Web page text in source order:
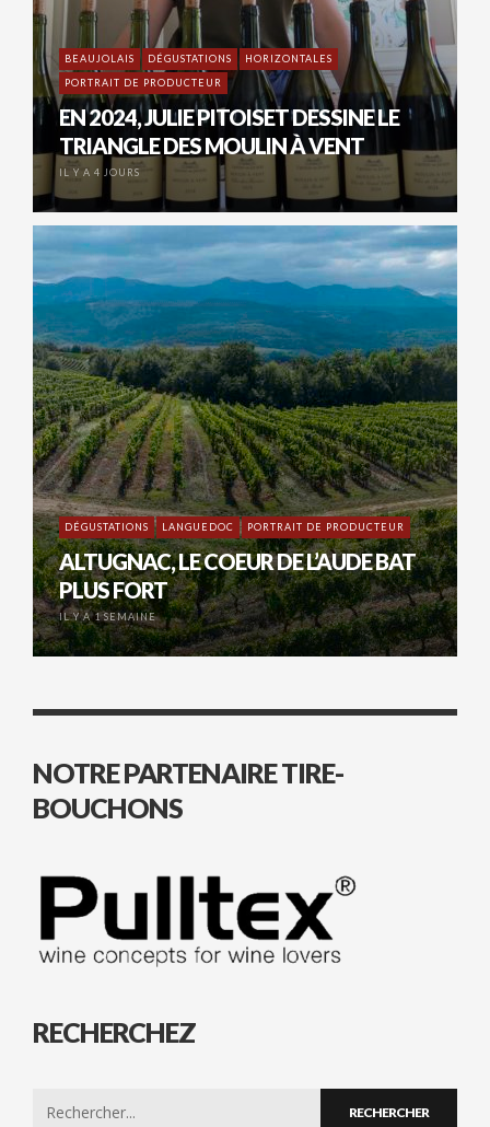
BEAUJOLAIS DÉGUSTATIONS
HORIZONTALES
PORTRAIT DE PRODUCTEUR
EN 2024, JULIE PITOISET DESSINE LE
TRIANGLE DES MOULIN À VENT
IL Y A 4 JOURS
DÉGUSTATIONS LANGUEDOC PORTRAIT DE PRODUCTEUR
ALTUGNAC, LE COEUR DE L’AUDE BAT
PLUS FORT
IL Y A 1 SEMAINE
NOTRE PARTENAIRE TIRE-
BOUCHONS
RECHERCHEZ